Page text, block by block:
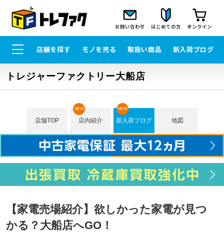
お問い合わせ はじめての方 オンライン
店舗を探す モノを売る 取扱い商品 新入荷ブログ
トレジャーファクトリー大船店
店舗TOP 店内紹介
NEW
新入荷ブログ
NEW
地図
【家電売場紹介】欲しかった家電が見つ
かる？大船店へGO！